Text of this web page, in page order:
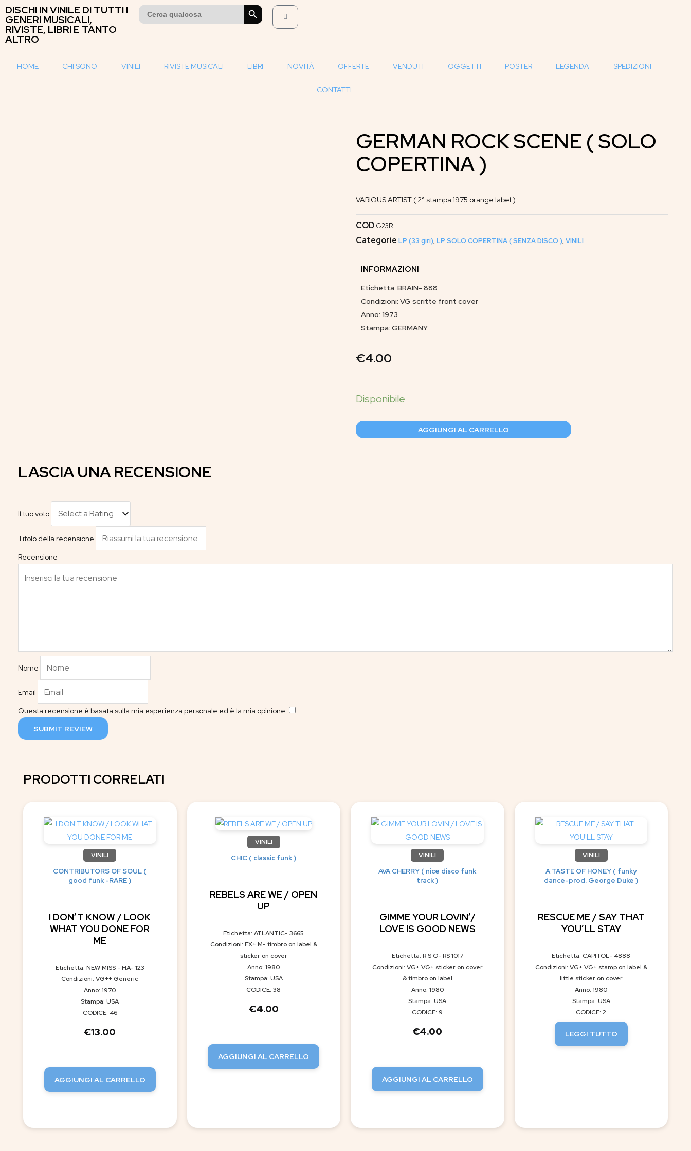
DISCHI IN VINILE DI TUTTI I
GENERI MUSICALI,
RIVISTE, LIBRI E TANTO
ALTRO
Search
for:
SEARCH BUTTON
HOME CHI SONO VINILI RIVISTE MUSICALI LIBRI NOVITÀ OFFERTE VENDUTI OGGETTI POSTER LEGENDA SPEDIZIONI
CONTATTI
GERMAN ROCK SCENE ( SOLO
COPERTINA )
VARIOUS ARTIST ( 2° stampa 1975 orange label )
COD G23R
Categorie LP (33 giri),LP SOLO COPERTINA ( SENZA DISCO ),VINILI
INFORMAZIONI
Etichetta: BRAIN- 888
Condizioni: VG scritte front cover
Anno: 1973
Stampa: GERMANY
€4.00
AGGIUNGI AL CARRELLO
LASCIA UNA RECENSIONE
Il tuo voto
Titolo della recensione
Recensione
Nome
Email
Questa recensione è basata sulla mia esperienza personale ed è la mia opinione.
SUBMIT REVIEW
PRODOTTI CORRELATI
VINILI
CONTRIBUTORS OF SOUL (
good funk -RARE )
I DON’T KNOW / LOOK
WHAT YOU DONE FOR
ME
Etichetta: NEW MISS - HA- 123
Condizioni: VG++ Generic
Anno: 1970
Stampa: USA
CODICE: 46
€13.00
AGGIUNGI AL CARRELLO
VINILI
CHIC ( classic funk )
REBELS ARE WE / OPEN
UP
Etichetta: ATLANTIC- 3665
Condizioni: EX+ M- timbro on label &
sticker on cover
Anno: 1980
Stampa: USA
CODICE: 38
€4.00
AGGIUNGI AL CARRELLO
VINILI
AVA CHERRY ( nice disco funk
track )
GIMME YOUR LOVIN’/
LOVE IS GOOD NEWS
Etichetta: R S O- RS 1017
Condizioni: VG+ VG+ sticker on cover
& timbro on label
Anno: 1980
Stampa: USA
CODICE: 9
€4.00
AGGIUNGI AL CARRELLO
VINILI
A TASTE OF HONEY ( funky
dance-prod. George Duke )
RESCUE ME / SAY THAT
YOU’LL STAY
Etichetta: CAPITOL- 4888
Condizioni: VG+ VG+ stamp on label &
little sticker on cover
Anno: 1980
Stampa: USA
CODICE: 2
LEGGI TUTTO